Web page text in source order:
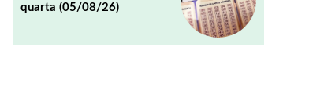
quarta (05/08/26)